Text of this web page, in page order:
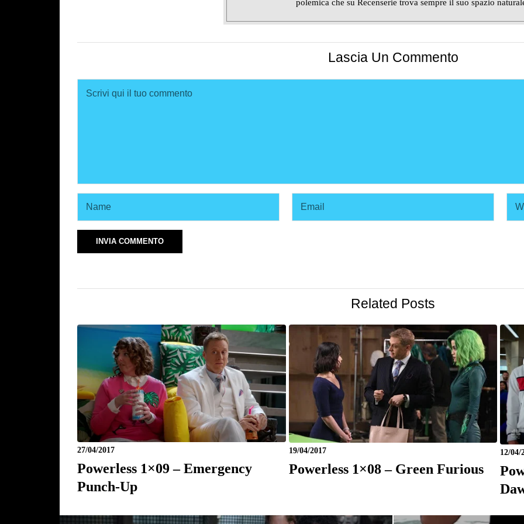
polemica che su Recenserie trova sempre il suo spazio
Lascia Un Commento
Related Posts
27/04/2017
Powerless 1×09 – Emergency
Punch-Up
19/04/2017
Powerless 1×08 – Green Furious
12/04/